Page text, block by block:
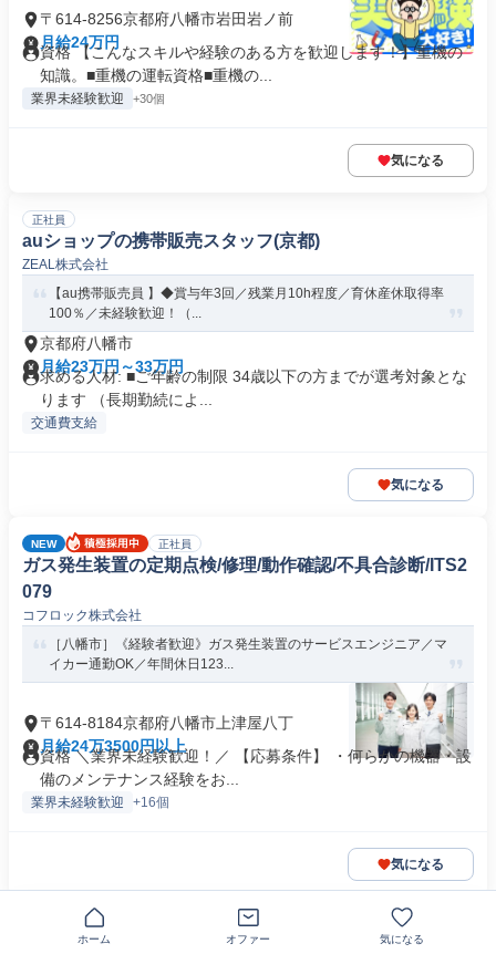
〒614-8256京都府八幡市岩田岩ノ前
月給24万円
資格 【こんなスキルや経験のある方を歓迎します！】重機の
知識。■重機の運転資格■重機の...
業界未経験歓迎 +30個
気になる
正社員
auショップの携帯販売スタッフ(京都)
ZEAL株式会社
【au携帯販売員 】◆賞与年3回／残業月10h程度／育休産休取得率
100％／未経験歓迎！（...
京都府八幡市
月給23万円～33万円
求める人材: ■ご年齢の制限 34歳以下の方までが選考対象とな
ります （長期勤続によ...
交通費支給
気になる
NEW 正社員
ガス発生装置の定期点検/修理/動作確認/不具合診断/ITS2
079
コフロック株式会社
［八幡市］《経験者歓迎》ガス発生装置のサービスエンジニア／マ
イカー通勤OK／年間休日123...
〒614-8184京都府八幡市上津屋八丁
月給24万3500円以上
資格 ＼業界未経験歓迎！／ 【応募条件】 ・何らかの機器・設
備のメンテナンス経験をお...
業界未経験歓迎 +16個
気になる
ドライバーファーストの環境で働ける日給の小物の配送
ホーム オファー 気になる